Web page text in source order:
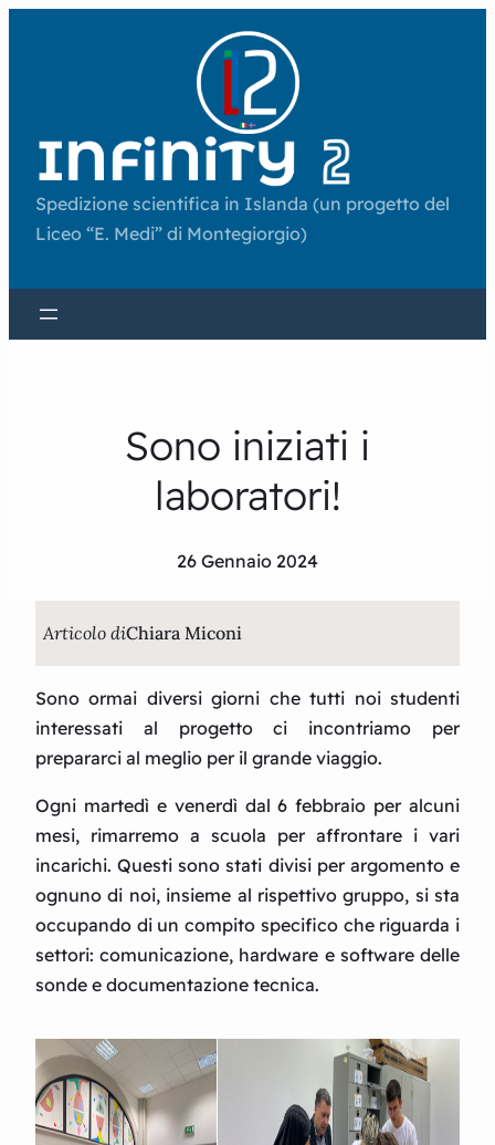
Spedizione scientifica in Islanda (un progetto del
Liceo “E. Medi” di Montegiorgio)
Sono iniziati i
laboratori!
26 Gennaio 2024
Articolo diChiara Miconi
Sono ormai diversi giorni che tutti noi studenti
interessati al progetto ci incontriamo per
prepararci al meglio per il grande viaggio.
Ogni martedì e venerdì dal 6 febbraio per alcuni
mesi, rimarremo a scuola per affrontare i vari
incarichi. Questi sono stati divisi per argomento e
ognuno di noi, insieme al rispettivo gruppo, si sta
occupando di un compito specifico che riguarda i
settori: comunicazione, hardware e software delle
sonde e documentazione tecnica.